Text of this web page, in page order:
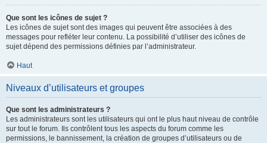
Que sont les icônes de sujet ?
Les icônes de sujet sont des images qui peuvent être associées à des
messages pour refléter leur contenu. La possibilité d’utiliser des icônes de
sujet dépend des permissions définies par l’administrateur.
Haut
Niveaux d’utilisateurs et groupes
Que sont les administrateurs ?
Les administrateurs sont les utilisateurs qui ont le plus haut niveau de contrôle
sur tout le forum. Ils contrôlent tous les aspects du forum comme les
permissions, le bannissement, la création de groupes d’utilisateurs ou de